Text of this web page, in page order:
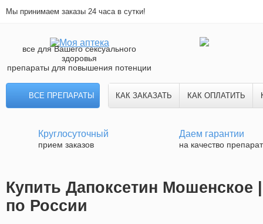
Мы принимаем заказы 24 часа в сутки!
все для Вашего сексуального
здоровья
препараты для повышения потенции
ВСЕ ПРЕПАРАТЫ КАК ЗАКАЗАТЬ КАК ОПЛАТИТЬ
Круглосуточный
прием заказов
Даем гарантии
на качество
Купить Дапоксетин Мошенское
по России